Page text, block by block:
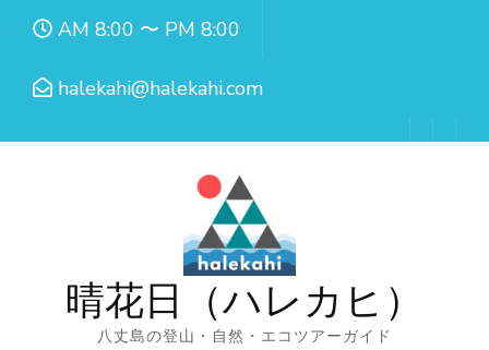
ツ
AM 8:00 〜 PM 8:00
halekahi@halekahi.com
晴花日（ハレカヒ）
八丈島の登山・自然・エコツアーガイド